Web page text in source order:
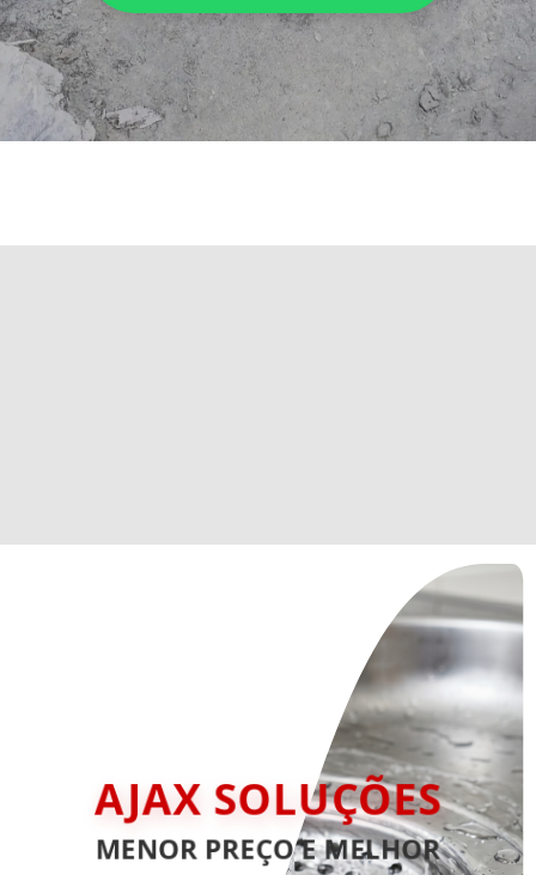
AJAX SOLUÇÕES
MENOR PREÇO E MELHOR